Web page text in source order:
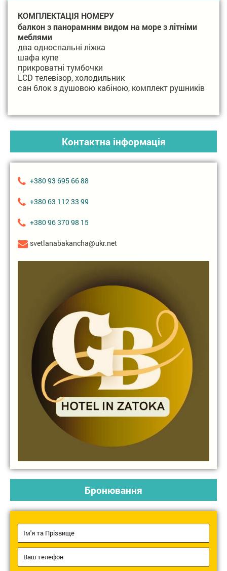
КОМПЛЕКТАЦІЯ НОМЕРУ
балкон з панорамним видом на море з літніми
меблями
два односпальні ліжка
шафа купе
прикроватні тумбочки
LCD телевізор, холодильник
сан блок з душовою кабіною, комплект рушників
Контактна інформація
+380 93 695 66 88
+380 63 112 33 99
+380 96 370 98 15
svetlanabakancha@ukr.net
Бронювання